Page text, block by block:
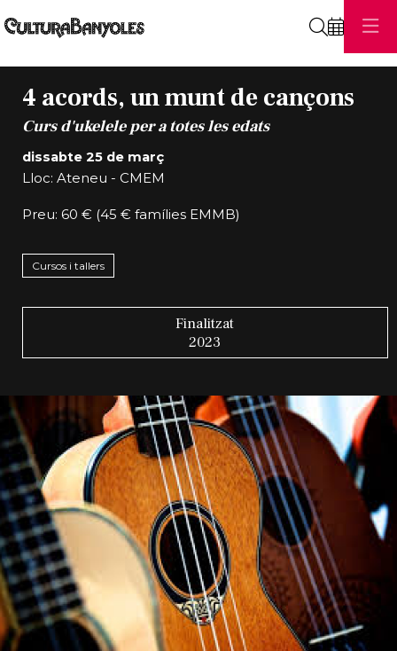
4 acords, un munt de cançons
Curs d'ukelele per a totes les edats
dissabte 25 de març
Lloc: Ateneu - CMEM
Preu: 60 € (45 € famílies EMMB)
Cursos i tallers
Finalitzat
2023